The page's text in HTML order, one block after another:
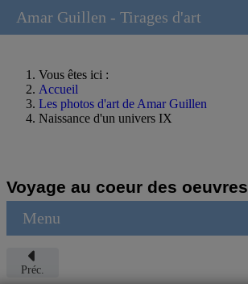
Vous êtes ici :
Accueil
Les photos d'art de Amar Guillen
Naissance d'un univers IX
Voyage au coeur des oeuvres
Menu
Préc.
Amar Guillen - Tirages d'art